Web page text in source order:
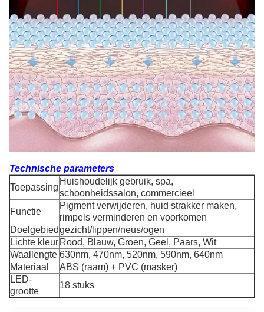
Technische parameters
Toepassing
Huishoudelijk gebruik, spa,
schoonheidssalon, commercieel
Functie
Pigment verwijderen, huid strakker maken,
rimpels verminderen en voorkomen
Doelgebiedgezicht/lippen/neus/ogen
Lichte kleur Rood, Blauw, Groen, Geel, Paars, Wit
Waallengte 630nm, 470nm, 520nm, 590nm, 640nm
Materiaal
ABS (raam) + PVC (masker)
LED-
grootte
18 stuks